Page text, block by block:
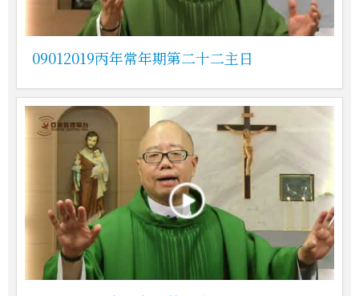
09012019丙年常年期第二十二主日